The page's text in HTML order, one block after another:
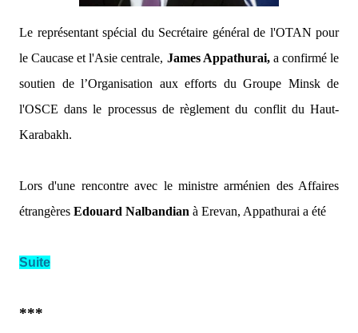
Le représentant spécial du Secrétaire général de l'OTAN pour
le Caucase et l'Asie centrale, James Appathurai,a confirmé le
soutien de l’Organisation aux efforts du Groupe Minsk de
l'OSCE dans le processus de règlement du conflit du Haut-
Karabakh.
Lors d'une rencontre avec le ministre arménien des Affaires
étrangères Edouard Nalbandian à Erevan, Appathurai a été
Suite
***